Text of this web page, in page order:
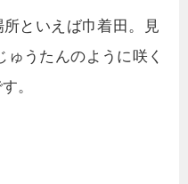
といえば巾着田。見
うたんのように咲く
。